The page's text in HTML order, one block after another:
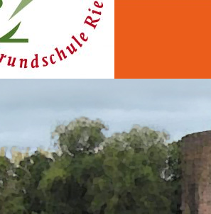
Naturpark-Spessart-